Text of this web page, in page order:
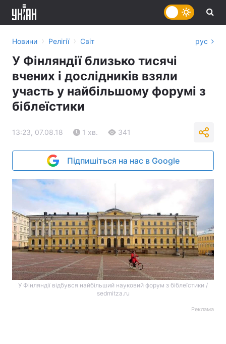
Новини › Релігії › Світ рус
У Фінляндії близько тисячі
вчених і дослідників взяли
участь у найбільшому форумі з
біблеїстики
13:23, 07.08.18 1 хв. 341
Підпишіться на нас в Google
У Фінляндії відбувся найбільший науковий форум з біблеїстики /
sedmitza.ru
Реклама